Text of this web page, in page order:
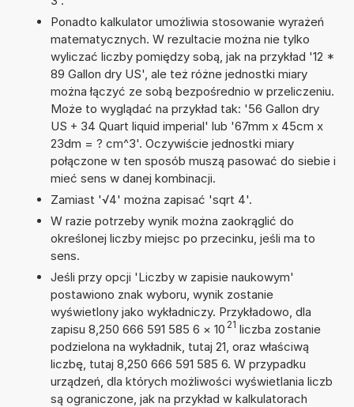
Ponadto kalkulator umożliwia stosowanie wyrażeń
matematycznych. W rezultacie można nie tylko
wyliczać liczby pomiędzy sobą, jak na przykład '12 *
89 Gallon dry US', ale też różne jednostki miary
można łączyć ze sobą bezpośrednio w przeliczeniu.
Może to wyglądać na przykład tak: '56 Gallon dry
US + 34 Quart liquid imperial' lub '67mm x 45cm x
23dm = ? cm^3'. Oczywiście jednostki miary
połączone w ten sposób muszą pasować do siebie i
mieć sens w danej kombinacji.
Zamiast '√4' można zapisać 'sqrt 4'.
W razie potrzeby wynik można zaokrąglić do
określonej liczby miejsc po przecinku, jeśli ma to
sens.
Jeśli przy opcji 'Liczby w zapisie naukowym'
postawiono znak wyboru, wynik zostanie
wyświetlony jako wykładniczy. Przykładowo, dla
zapisu 8,250 666 591 585 6 × 10 21 liczba zostanie
podzielona na wykładnik, tutaj 21, oraz właściwą
liczbę, tutaj 8,250 666 591 585 6. W przypadku
urządzeń, dla których możliwości wyświetlania liczb
są ograniczone, jak na przykład w kalkulatorach